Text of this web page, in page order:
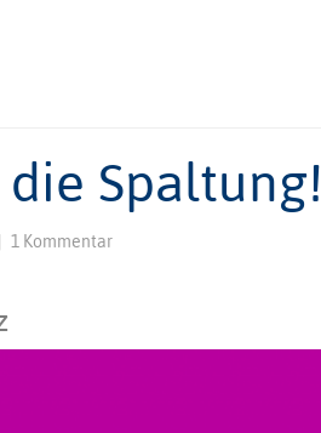
Spaltung!
1 Kommentar